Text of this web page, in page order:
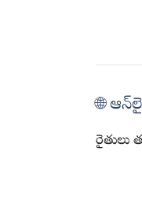
🌐
రైతులు